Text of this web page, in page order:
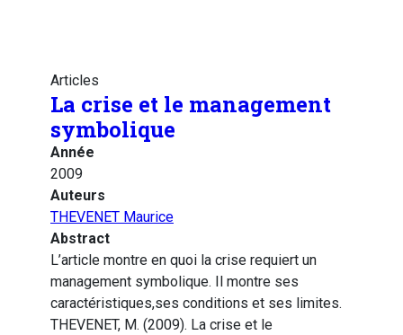
Articles
La crise et le management
symbolique
Année
2009
Auteurs
THEVENET Maurice
Abstract
L’article montre en quoi la crise requiert un
management symbolique. Il montre ses
caractéristiques,ses conditions et ses limites.
THEVENET, M. (2009). La crise et le